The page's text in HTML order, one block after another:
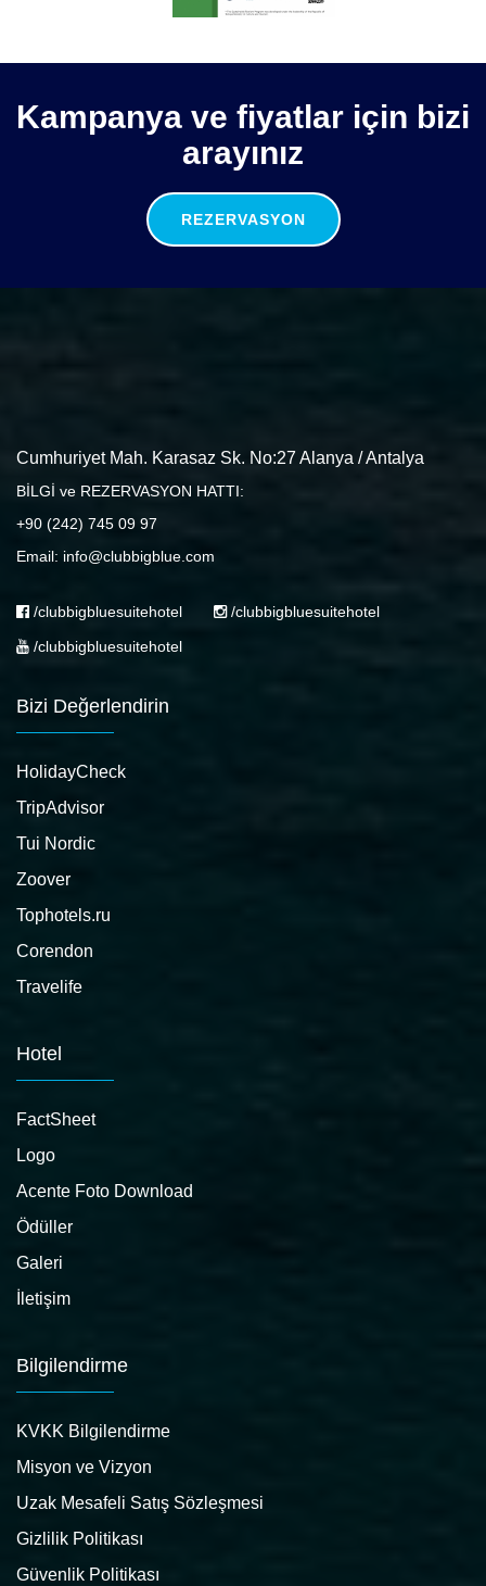
Kampanya ve fiyatlar için bizi
arayınız
REZERVASYON
Cumhuriyet Mah. Karasaz Sk. No:27 Alanya / Antalya
BİLGİ ve REZERVASYON HATTI:
+90 (242) 745 09 97
Email: info@clubbigblue.com
/clubbigbluesuitehotel
/clubbigbluesuitehotel
/clubbigbluesuitehotel
Bizi Değerlendirin
HolidayCheck
TripAdvisor
Tui Nordic
Zoover
Tophotels.ru
Corendon
Travelife
Hotel
FactSheet
Logo
Acente Foto Download
Ödüller
Galeri
İletişim
Bilgilendirme
KVKK Bilgilendirme
Misyon ve Vizyon
Uzak Mesafeli Satış Sözleşmesi
Gizlilik Politikası
Güvenlik Politikası